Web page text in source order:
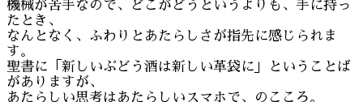
機械が苦手なので、どこがどうというよりも、手に持っ
たとき、
なんとなく、ふわりとあたらしさが指先に感じられま
す。
聖書に「新しいぶどう酒は新しい革袋に」ということば
がありますが、
あたらしい思考はあたらしいスマホで、のこころ。